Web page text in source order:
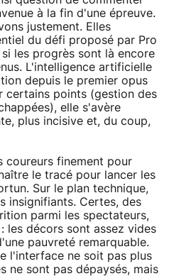
à la fin d'une épreuve.
justement. Elles
du défi proposé par Pro
les progrès sont là encore
L'intelligence artificielle
depuis le premier opus
certains points (gestion des
elle s'avère
plus incisive et, du coup,
coureurs finement pour
le tracé pour lancer les
Sur le plan technique,
insignifiants. Certes, des
parmi les spectateurs,
les décors sont assez vides
pauvreté remarquable.
l'interface ne soit pas plus
ne sont pas dépaysés, mais